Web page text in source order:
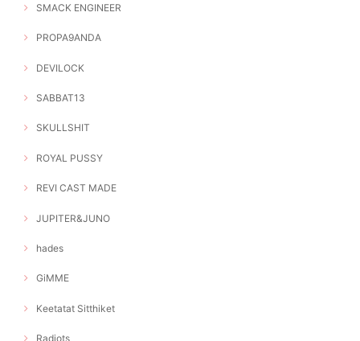
SMACK ENGINEER
PROPA9ANDA
DEVILOCK
SABBAT13
SKULLSHIT
ROYAL PUSSY
REVI CAST MADE
JUPITER&JUNO
hades
GiMME
Keetatat Sitthiket
Radiots